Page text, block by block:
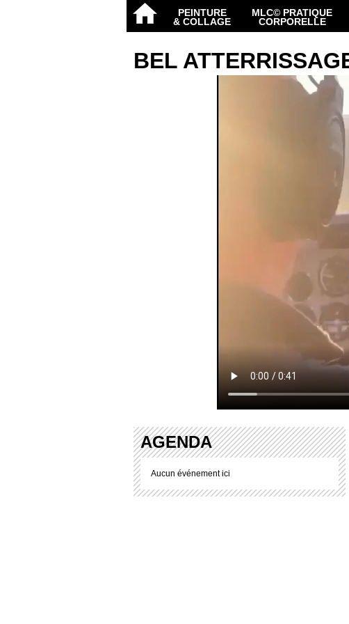
PEINTURE
& COLLAGE
MLC© PRATIQUE
CORPORELLE
BEL
AGENDA
Aucun événement ici